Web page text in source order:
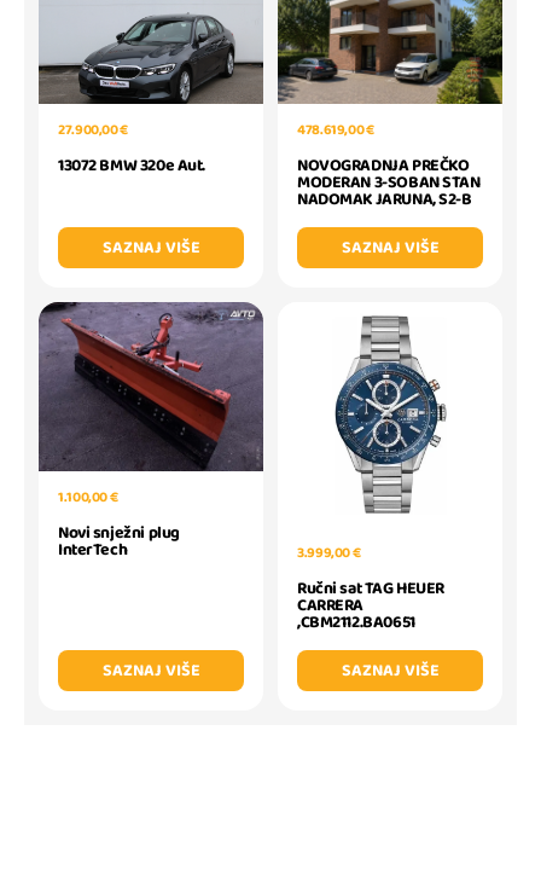
27.900,00 €
13072 BMW 320e Aut.
SAZNAJ VIŠE
478.619,00 €
NOVOGRADNJA PREČKO
MODERAN 3-SOBAN STAN
NADOMAK JARUNA, S2-B
SAZNAJ VIŠE
1.100,00 €
Novi snježni plug
InterTech
SAZNAJ VIŠE
3.999,00 €
Ručni sat TAG HEUER
CARRERA
,CBM2112.BA0651
SAZNAJ VIŠE